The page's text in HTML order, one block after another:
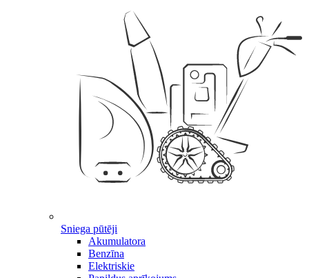
Sniega pūtēji
Akumulatora
Benzīna
Elektriskie